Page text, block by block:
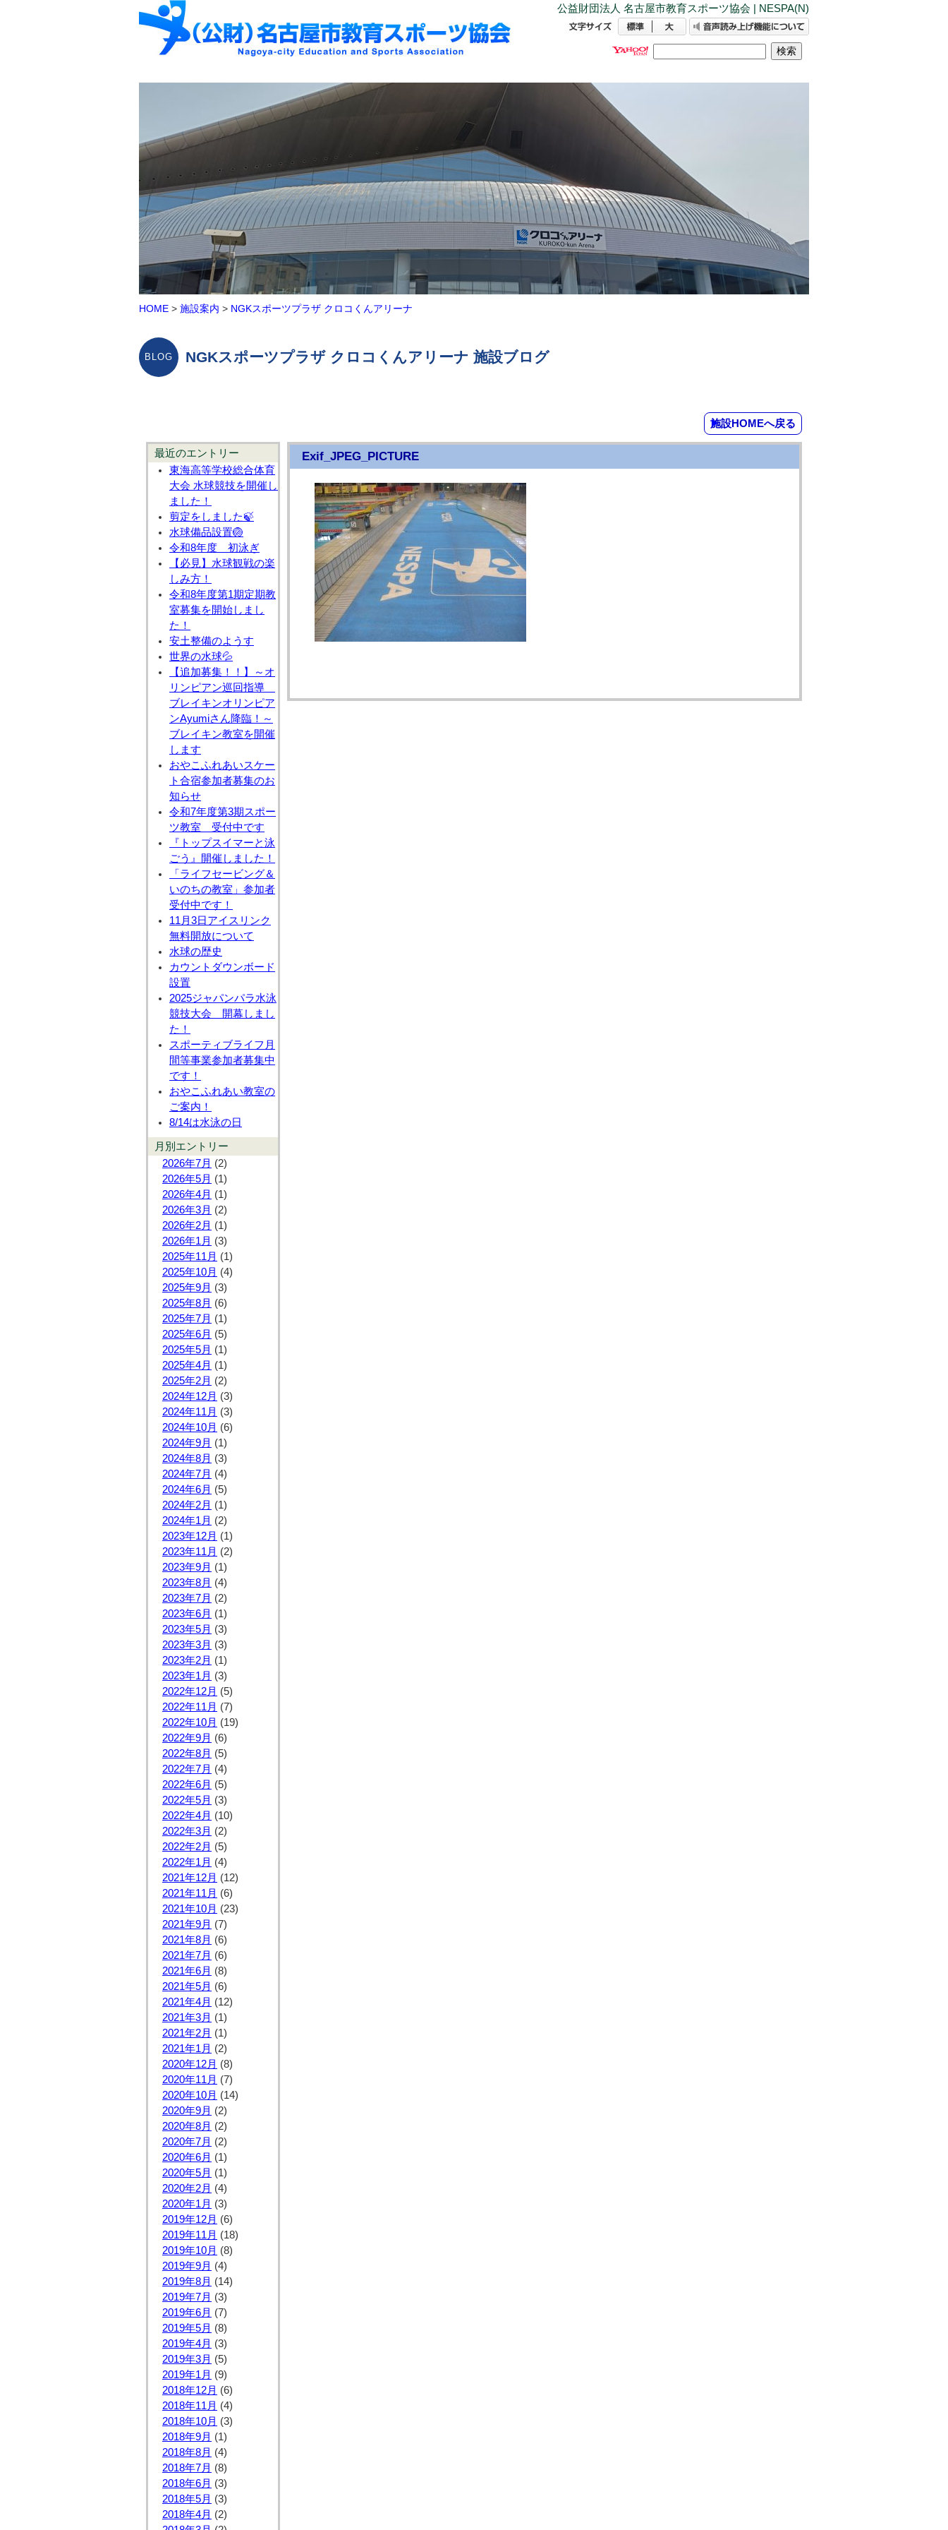
公益財団法人 名古屋市教育スポーツ協会 | NESPA(N)
HOME > 施設案内 > NGKスポーツプラザ クロコくんアリーナ
NGKスポーツプラザ クロコくんアリーナ 施設ブログ
施設HOMEへ戻る
最近のエントリー
東海高等学校総合体育
大会 水球競技を開催し
ました！
剪定をしました🍃
水球備品設置🏐
令和8年度 初泳ぎ
【必見】水球観戦の楽
しみ方！
令和8年度第1期定期教
室募集を開始しまし
た！
安土整備のようす
世界の水球💦
【追加募集！！】～オ
リンピアン巡回指導
ブレイキンオリンピア
ンAyumiさん降臨！～
ブレイキン教室を開催
します
おやこふれあいスケー
ト合宿参加者募集のお
知らせ
令和7年度第3期スポー
ツ教室 受付中です
『トップスイマーと泳
ごう』開催しました！
「ライフセービング＆
いのちの教室」参加者
受付中です！
11月3日アイスリンク
無料開放について
水球の歴史
カウントダウンボード
設置
2025ジャパンパラ水泳
競技大会 開幕しまし
た！
スポーティブライフ月
間等事業参加者募集中
です！
おやこふれあい教室の
ご案内！
8/14は水泳の日
月別エントリー
2026年7月 (2)
2026年5月 (1)
2026年4月 (1)
2026年3月 (2)
2026年2月 (1)
2026年1月 (3)
2025年11月 (1)
2025年10月 (4)
2025年9月 (3)
2025年8月 (6)
2025年7月 (1)
2025年6月 (5)
2025年5月 (1)
2025年4月 (1)
2025年2月 (2)
2024年12月 (3)
2024年11月 (3)
2024年10月 (6)
2024年9月 (1)
2024年8月 (3)
2024年7月 (4)
2024年6月 (5)
2024年2月 (1)
2024年1月 (2)
2023年12月 (1)
2023年11月 (2)
2023年9月 (1)
2023年8月 (4)
2023年7月 (2)
2023年6月 (1)
2023年5月 (3)
2023年3月 (3)
2023年2月 (1)
2023年1月 (3)
2022年12月 (5)
2022年11月 (7)
2022年10月 (19)
2022年9月 (6)
2022年8月 (5)
2022年7月 (4)
2022年6月 (5)
2022年5月 (3)
2022年4月 (10)
2022年3月 (2)
2022年2月 (5)
2022年1月 (4)
2021年12月 (12)
2021年11月 (6)
2021年10月 (23)
2021年9月 (7)
2021年8月 (6)
2021年7月 (6)
2021年6月 (8)
2021年5月 (6)
2021年4月 (12)
2021年3月 (1)
2021年2月 (1)
2021年1月 (2)
2020年12月 (8)
2020年11月 (7)
2020年10月 (14)
2020年9月 (2)
2020年8月 (2)
2020年7月 (2)
2020年6月 (1)
2020年5月 (1)
2020年2月 (4)
2020年1月 (3)
2019年12月 (6)
2019年11月 (18)
2019年10月 (8)
2019年9月 (4)
2019年8月 (14)
2019年7月 (3)
2019年6月 (7)
2019年5月 (8)
2019年4月 (3)
2019年3月 (5)
2019年1月 (9)
2018年12月 (6)
2018年11月 (4)
2018年10月 (3)
2018年9月 (1)
2018年8月 (4)
2018年7月 (8)
2018年6月 (3)
2018年5月 (3)
2018年4月 (2)
Exif_JPEG_PICTURE